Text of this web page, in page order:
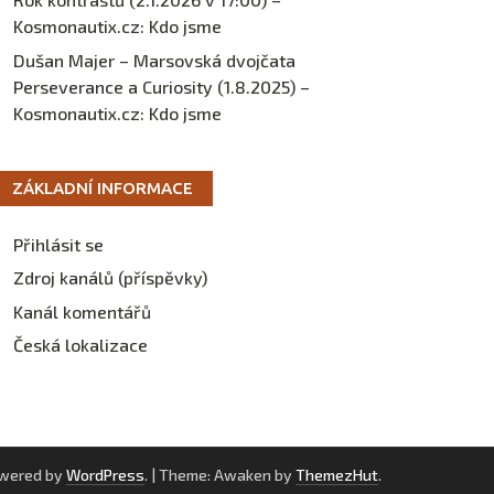
Kosmonautix.cz: Kdo jsme
Dušan Majer – Marsovská dvojčata
Perseverance a Curiosity (1.8.2025) –
Kosmonautix.cz: Kdo jsme
ZÁKLADNÍ INFORMACE
Přihlásit se
Zdroj kanálů (příspěvky)
Kanál komentářů
Česká lokalizace
by WordPress. | Theme: Awaken by ThemezHut.